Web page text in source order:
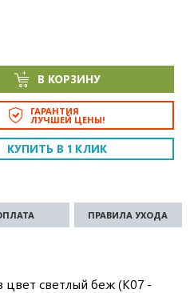
В КОРЗИНУ
ГАРАНТИЯ
ЛУЧШЕЙ ЦЕНЫ!
КУПИТЬ В 1 КЛИК
ПРАВИЛА УХОДА
цвет светлый беж (K07 -